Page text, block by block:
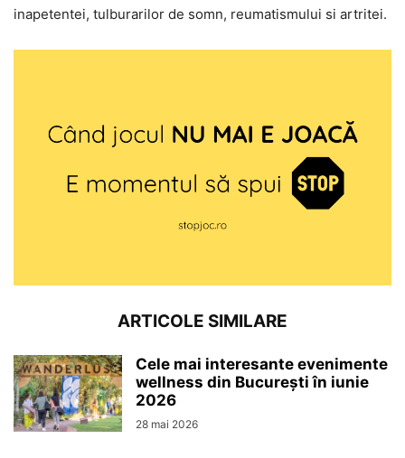
inapetentei, tulburarilor de somn, reumatismului si artritei.
ARTICOLE SIMILARE
Cele mai interesante evenimente
wellness din București în iunie
2026
28 mai 2026